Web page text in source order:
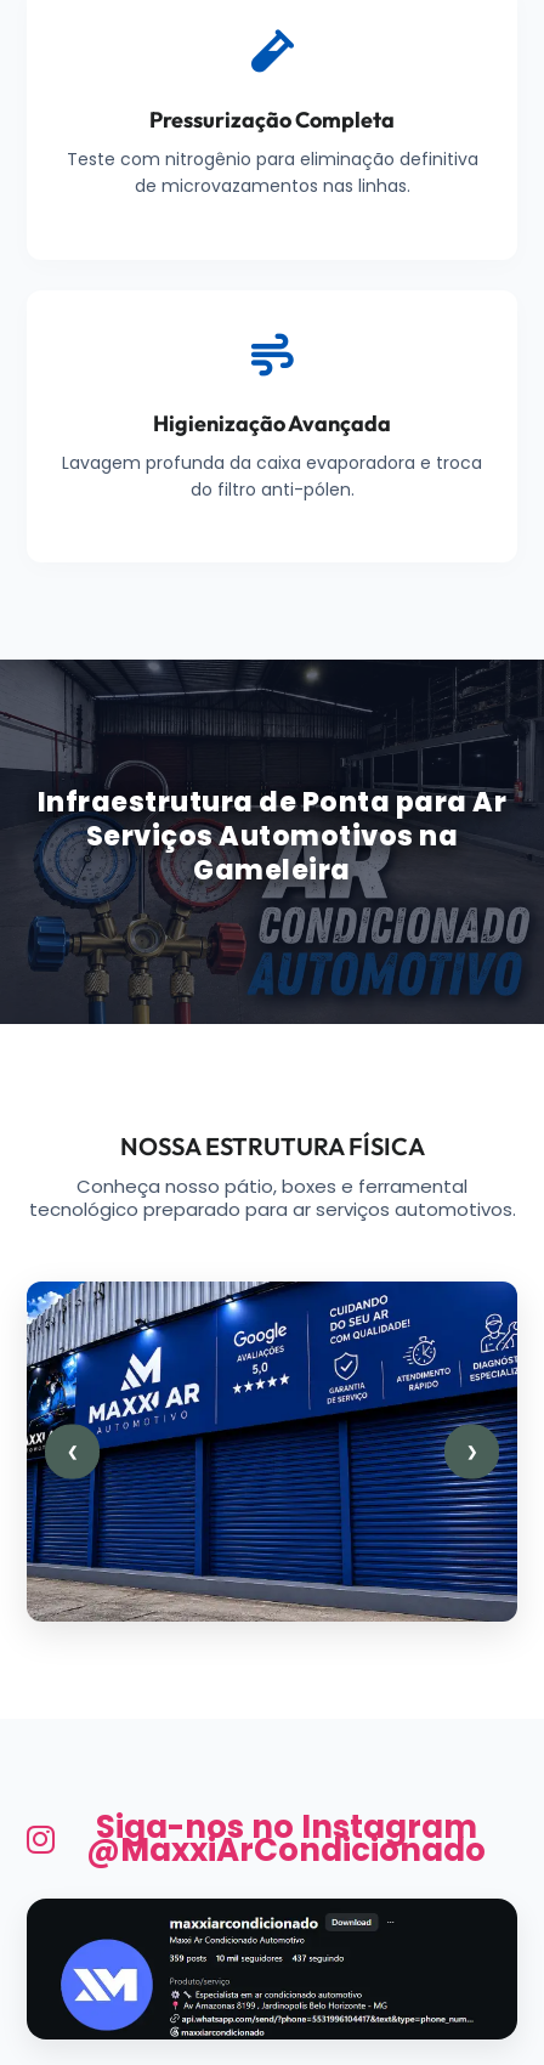
Pressurização Completa
Teste com nitrogênio para eliminação definitiva
de microvazamentos nas linhas.
Higienização Avançada
Lavagem profunda da caixa evaporadora e troca
do filtro anti-pólen.
Infraestrutura de Ponta para Ar
Serviços Automotivos na
Gameleira
NOSSA ESTRUTURA FÍSICA
Conheça nosso pátio, boxes e ferramental
tecnológico preparado para ar serviços automotivos.
❮ ❯
Siga-nos no Instagram
@MaxxiArCondicionado